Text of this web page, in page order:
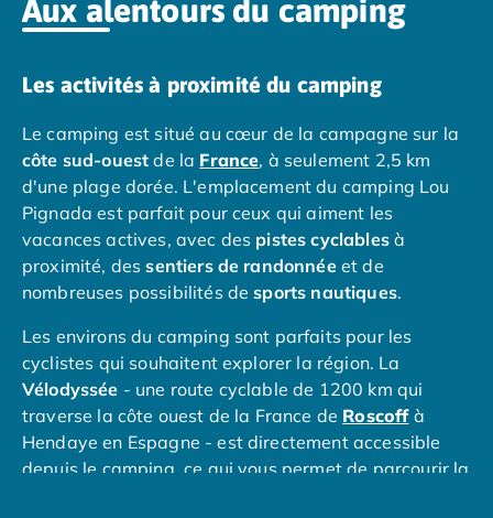
Programme de fidélité
Nos petits prix 2026
Nos hébergements
Nos Tentes équipées/nos-hebergements/location-
Nos Emplacements/nos-hebergements/location-
La marque Tohapi by Homair
Vivez l'expérience
Qui sommes nous ?
Services et infos pratiques
Nos modes de paiement
Paiement en plusieurs fois
Paiement en plusieurs fois - avec ONEY BANK
Notre programme de fidélité
Devenir propriétaire
Camping en Dordogne
Camping avec terrain de tennis
Aux alentours du camping
Les activités à proximité du camping
Le camping est situé au cœur de la campagne sur la
côte sud-ouestde la France, à seulement 2,5 km
d'une plage dorée. L'emplacement du camping Lou
Pignada est parfait pour ceux qui aiment les
vacances actives, avec des pistes cyclablesà
proximité, dessentiers de randonnéeet de
nombreuses possibilités de sports nautiques.
Les environs du camping sont parfaits pour les
cyclistes qui souhaitent explorer la région. La
Vélodyssée - une route cyclable de 1200 km qui
traverse la côte ouest de la France de Roscoffà
Hendaye en Espagne - est directement accessible
depuis le camping, ce qui vous permet de parcourir la